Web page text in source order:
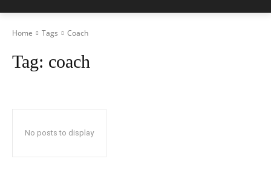
Home Tags Coach
Tag: coach
No posts to display